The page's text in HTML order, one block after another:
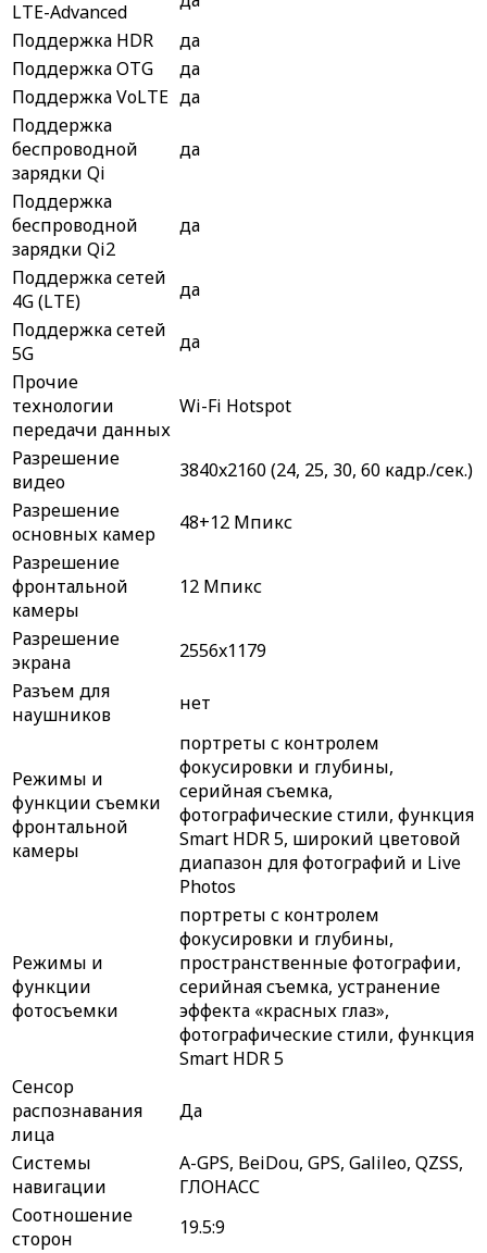
LTE-Advanced
Поддержка HDR
да
Поддержка OTG
да
Поддержка VoLTE да
Поддержка
беспроводной
зарядки Qi
да
Поддержка
беспроводной
зарядки Qi2
да
Поддержка сетей
4G (LTE)
да
Поддержка сетей
5G
да
Прочие
технологии
передачи данных
Wi-Fi Hotspot
Разрешение
видео
3840x2160 (24, 25, 30, 60 кадр./сек.)
Разрешение
основных камер
48+12 Мпикс
Разрешение
фронтальной
камеры
12 Мпикс
Разрешение
экрана
2556x1179
Разъем для
наушников
нет
Режимы и
функции съемки
фронтальной
камеры
портреты с контролем
фокусировки и глубины,
серийная съемка,
фотографические стили, функция
Smart HDR 5, широкий цветовой
диапазон для фотографий и Live
Photos
Режимы и
функции
фотосъемки
портреты с контролем
фокусировки и глубины,
пространственные фотографии,
серийная съемка, устранение
эффекта «красных глаз»,
фотографические стили, функция
Smart HDR 5
Сенсор
распознавания
лица
Да
Системы
навигации
A-GPS, BeiDou, GPS, Galileo, QZSS,
ГЛОНАСС
Соотношение
сторон
19.5:9